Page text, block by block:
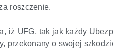
roszczenie.
iż UFG, tak jak każdy
przekonany o swojej